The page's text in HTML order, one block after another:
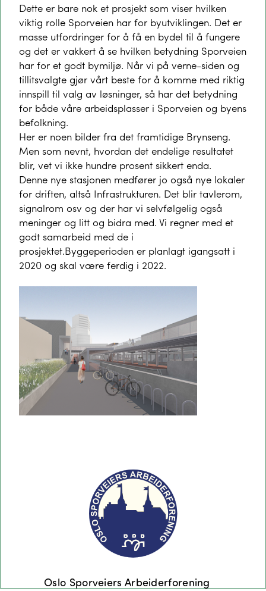
Dette er bare nok et prosjekt som viser hvilken
viktig rolle Sporveien har for byutviklingen. Det er
masse utfordringer for å få en bydel til å fungere
og det er vakkert å se hvilken betydning Sporveien
har for et godt bymiljø. Når vi på verne-siden og
tillitsvalgte gjør vårt beste for å komme med riktig
innspill til valg av løsninger, så har det betydning
for både våre arbeidsplasser i Sporveien og byens
befolkning.
Her er noen bilder fra det framtidige Brynseng.
Men som nevnt, hvordan det endelige resultatet
blir, vet vi ikke hundre prosent sikkert enda.
Denne nye stasjonen medfører jo også nye lokaler
for driften, altså Infrastrukturen. Det blir tavlerom,
signalrom osv og der har vi selvfølgelig også
meninger og litt og bidra med. Vi regner med et
godt samarbeid med de i
prosjektet.Byggeperioden er planlagt igangsatt i
2020 og skal være ferdig i 2022.